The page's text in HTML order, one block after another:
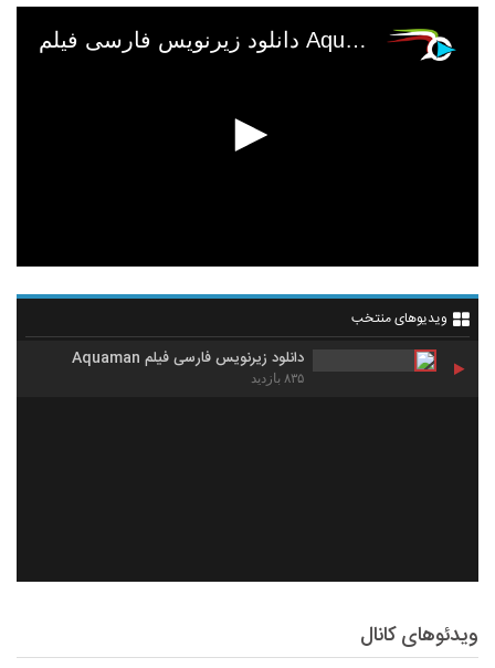
دانلود زیرنویس فارسی فیلم Aquaman
ویدیوهای منتخب
دانلود زیرنویس فارسی فیلم Aquaman
۸۳۵ بازدید
ویدئوهای کانال